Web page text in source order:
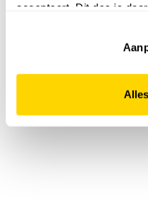
accepteert. Dit doe je
website niet optimaal